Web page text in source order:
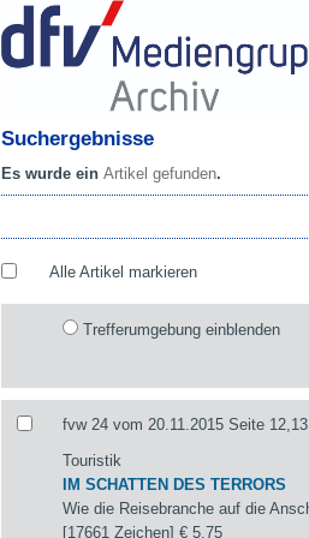
Suchergebnisse
Es wurde ein Artikel gefunden.
Alle Artikel markieren
Trefferumgebung einblenden
fvw 24 vom 20.11.2015 Seite
Touristik
IM SCHATTEN DES TERRORS
Wie die Reisebranche auf die
[17661 Zeichen]€ 5,75